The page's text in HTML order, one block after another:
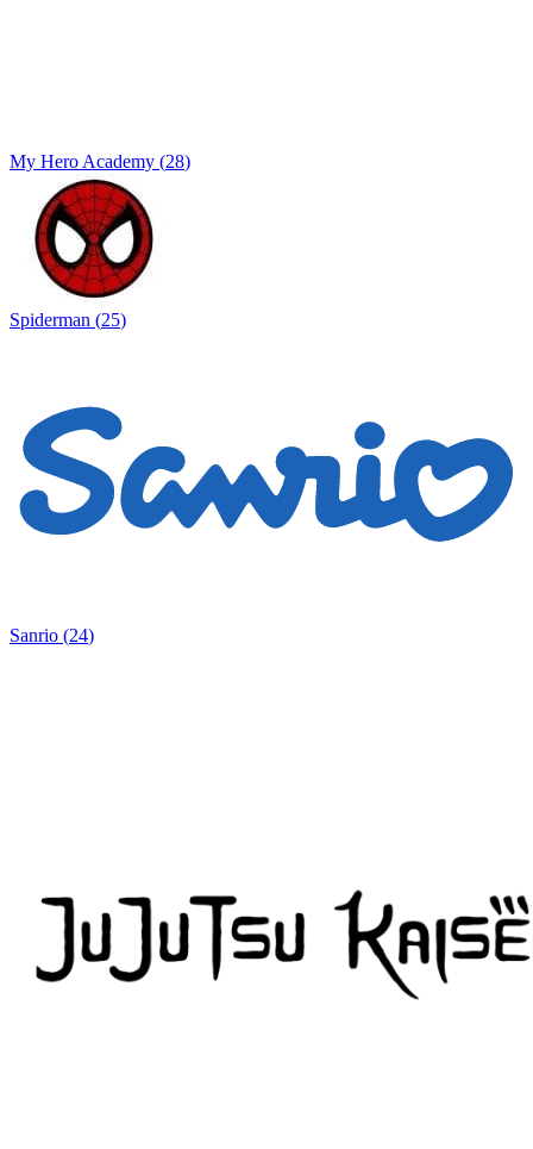
My Hero Academy (28)
Spiderman (25)
Sanrio (24)